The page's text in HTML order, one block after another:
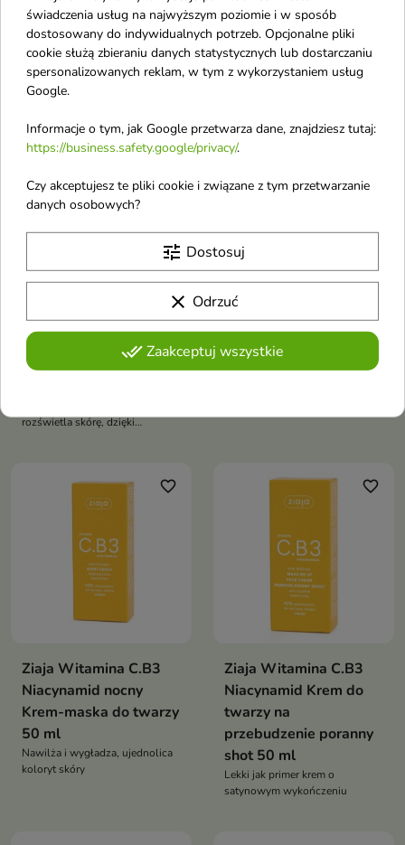
Krem to zaawansowany,
nawilżająco-rozjaśniający
Bielenda C MARINE
skraplający głęboko
nawilżająco -
rozświetlający z
rozświetla skórę, dzięki
Eveline Bioaktywna
Witamina C
rozświetlający Krem do
twarzy aktywnie
odmładzający 50 ml
bioaktywną witaminą C, jest
favorite_border
Ziaja Witamina C.B3
Niacynamid nocny
Krem-maska do twarzy
50 ml
Nawilża i wygładza, ujednolica
koloryt skóry
favorite_border
Ziaja Witamina C.B3
Niacynamid Krem do
twarzy na
przebudzenie poranny
shot 50 ml
Lekki jak primer krem o
satynowym wykończeniu
świadczenia usług na najwyższym poziomie i w sposób
dostosowany do indywidualnych potrzeb. Opcjonalne pliki
cookie służą zbieraniu danych statystycznych lub dostarczaniu
spersonalizowanych reklam, w tym z wykorzystaniem usług
Google.
Informacje o tym, jak Google przetwarza dane, znajdziesz tutaj:
https://business.safety.google/privacy/.
Czy akceptujesz te pliki cookie i związane z tym przetwarzanie
danych osobowych?
tune Dostosuj
clear Odrzuć
done_allZaakceptuj wszystkie